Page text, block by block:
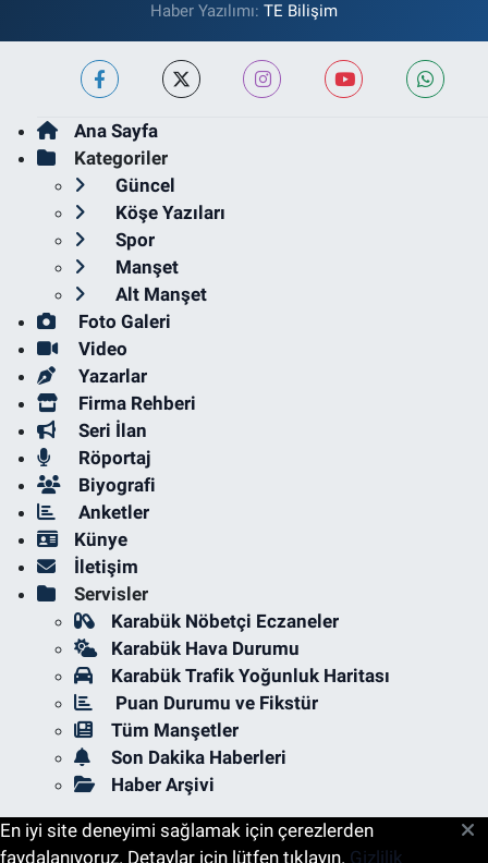
Haber Yazılımı: TE Bilişim
Ana Sayfa
Kategoriler
Güncel
Köşe Yazıları
Spor
Manşet
Alt Manşet
Foto Galeri
Video
Yazarlar
Firma Rehberi
Seri İlan
Röportaj
Biyografi
Anketler
Künye
İletişim
Servisler
Karabük Nöbetçi Eczaneler
Karabük Hava Durumu
Karabük Trafik Yoğunluk Haritası
Puan Durumu ve Fikstür
Tüm Manşetler
Son Dakika Haberleri
Haber Arşivi
En iyi site deneyimi sağlamak için çerezlerden
faydalanıyoruz. Detaylar için lütfen tıklayın. Gizlilik